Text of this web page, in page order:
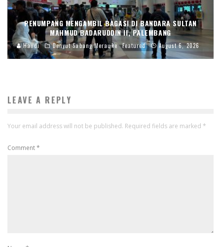
PENUMPANG MENGAMBIL BAGASI DI BANDARA SULTAN
MAHMUD BADARUDDIN II, PALEMBANG
Handi Denyut Sabang Merauke Featured August 6, 2026
LEAVE A REPLY
Your email address will not be published. Required fields are marked *
Comment*